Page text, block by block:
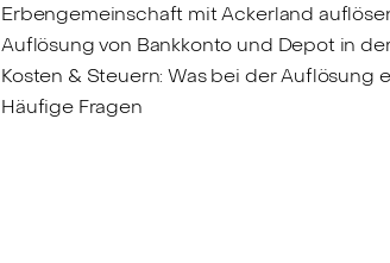
Erbengemeinschaft mit Ackerland
Auflösung von Bankkonto und Depot in
Kosten & Steuern: Was bei der
Häufige Fragen